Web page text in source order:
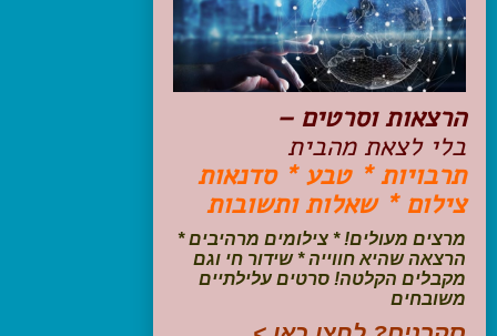
יעדים
טיולים בישראל
מלונות בוטיק בישראל
טיפים והמלצות
הכנות לנסיעה
טיולי ג'יפים
טיולים עם ילדים
שייט, הפלגות, קרוזים
עקבו אחרינו בפייסבוק
הרצאות וסרטים –
בלי לצאת מהבית
תרבויות * טבע * סדנאות
צילום * שאלות ותשובות
מרצים מעולים! * צילומים מרהיבים *
הרצאה שהיא חווייה * שידור חי וגם
מקבלים הקלטה! סרטים עלילתיים
משובחים